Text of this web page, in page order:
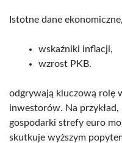
Istotne dane
wskaźniki inflacji,
wzrost PKB.
odgrywają kluczową rolę
inwestorów. Na
gospodarki strefy euro
skutkuje wyższym